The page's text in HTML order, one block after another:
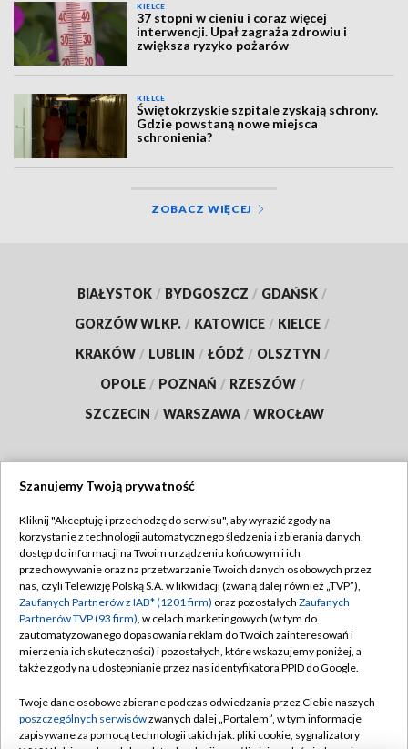
KIELCE
37 stopni w cieniu i coraz więcej
interwencji. Upał zagraża zdrowiu i
zwiększa ryzyko pożarów
KIELCE
Świętokrzyskie szpitale zyskają schrony.
Gdzie powstaną nowe miejsca
schronienia?
ZOBACZ WIĘCEJ
BIAŁYSTOK / BYDGOSZCZ / GDAŃSK /
GORZÓW WLKP. / KATOWICE / KIELCE /
KRAKÓW / LUBLIN / ŁÓDŹ / OLSZTYN /
OPOLE / POZNAŃ / RZESZÓW /
SZCZECIN / WARSZAWA / WROCŁAW
TVP
Abonament TVP
Emisja w TVP
Centrum informacji TVP
Naziemna Telewizja Cyfrowa
Rada Programowa
System NOS
Regulamin TVP
Polityka prywatności
Moje zgody
Pomoc
Kontakt
Szanujemy Twoją prywatność
Kliknij "Akceptuję i przechodzę do serwisu", aby wyrazić zgody na
korzystanie z technologii automatycznego śledzenia i zbierania danych,
dostęp do informacji na Twoim urządzeniu końcowym i ich
przechowywanie oraz na przetwarzanie Twoich danych osobowych przez
nas, czyli Telewizję Polską S.A. w likwidacji (zwaną dalej również „TVP”),
Zaufanych Partnerów z IAB* (1201 firm) oraz pozostałych Zaufanych
Partnerów TVP (93 firm), w celach marketingowych (w tym do
zautomatyzowanego dopasowania reklam do Twoich zainteresowań i
mierzenia ich skuteczności) i pozostałych, które wskazujemy poniżej, a
także zgody na udostępnianie przez nas identyfikatora PPID do Google.
Twoje dane osobowe zbierane podczas odwiedzania przez Ciebie naszych
poszczególnych serwisówzwanych dalej „Portalem”, w tym informacje
zapisywane za pomocą technologii takich jak: pliki cookie, sygnalizatory